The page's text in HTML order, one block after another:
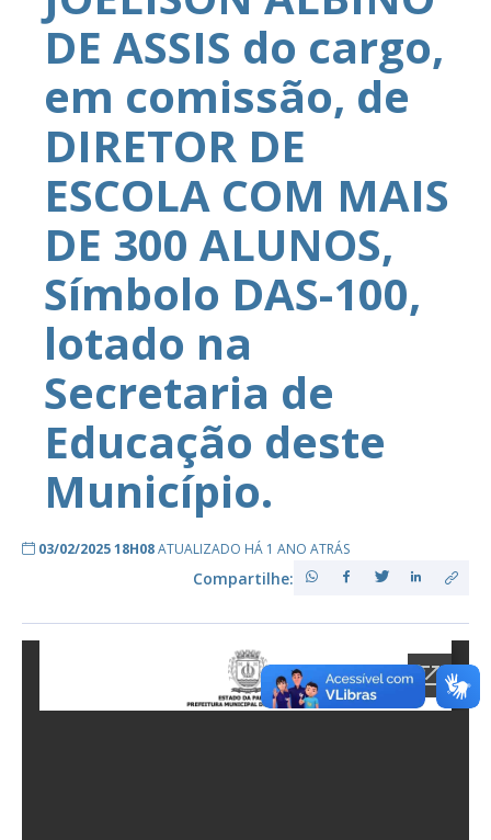
DE ASSIS do cargo,
em comissão, de
DIRETOR DE
ESCOLA COM MAIS
DE 300 ALUNOS,
Símbolo DAS-100,
lotado na
Secretaria de
Educação deste
Município.
03/02/2025 18H08ATUALIZADO HÁ 1 ANO ATRÁS
Compartilhe: